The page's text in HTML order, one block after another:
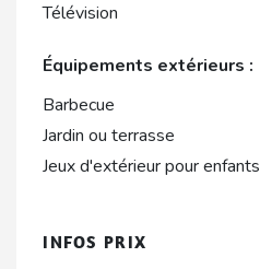
Télévision
Équipements extérieurs :
Barbecue
Jardin ou terrasse
Jeux d'extérieur pour enfants
INFOS PRIX